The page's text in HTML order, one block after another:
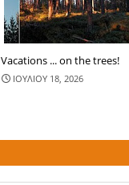
Vacations ... on the trees!
ΙΟΥΛΙΟΥ 18, 2026